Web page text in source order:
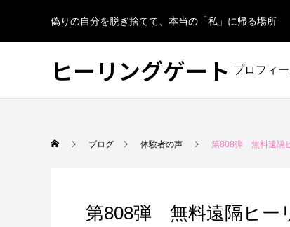
偽りの自分を脱ぎ捨てて、本当の「私」に帰る場所
ヒーリングゲート プロフィ
ブログ 体験者の声 第808弾 無料遠隔
第808弾 無料遠隔ヒー